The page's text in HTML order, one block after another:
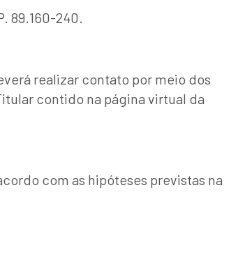
89.160-240.
realizar contato por meio dos
contido na página virtual da
com as hipóteses previstas na